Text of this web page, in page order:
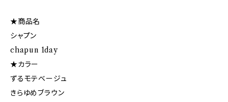
★商品名
シャプン
chapun 1day
★カラー
ずるモテベージュ
きらゆめブラウン